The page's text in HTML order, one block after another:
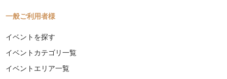
一般ご利用者様
イベントを探す
イベントカテゴリ一覧
イベントエリア一覧